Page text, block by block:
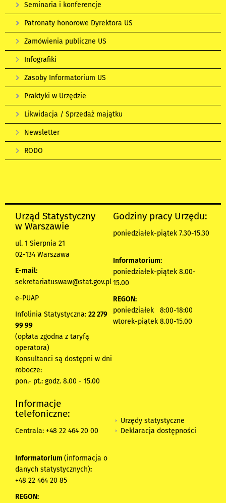
Seminaria i konferencje
Patronaty honorowe Dyrektora US
Zamówienia publiczne US
Infografiki
Zasoby Informatorium US
Praktyki w Urzędzie
Likwidacja / Sprzedaż majątku
Newsletter
RODO
Urząd Statystyczny
w Warszawie
ul. 1 Sierpnia 21
02-134 Warszawa
E-mail:
sekretariatuswaw@stat.gov.pl
e-PUAP
Infolinia Statystyczna: 22 279
99 99
(opłata zgodna z taryfą
operatora)
Konsultanci są dostępni w dni
robocze:
pon.- pt.: godz. 8.00 - 15.00
Godziny pracy Urzędu:
poniedziałek-piątek 7.30-15.30
Informatorium:
poniedziałek-piątek 8.00-
15.00
REGON:
poniedziałek 8:00-18:00
wtorek-piątek 8.00-15.00
Informacje
telefoniczne:
Centrala: +48 22 464 20 00
Informatorium (informacja o
danych statystycznych):
+48 22 464 20 85
REGON:
Urzędy statystyczne
Deklaracja dostępności